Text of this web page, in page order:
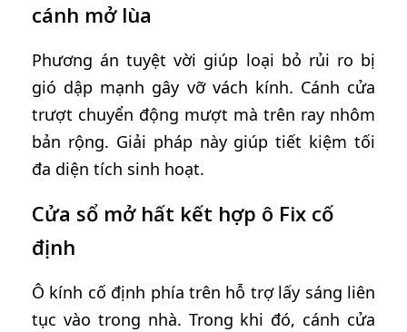
cánh mở lùa
Phương án tuyệt vời giúp loại bỏ rủi ro bị
gió dập mạnh gây vỡ vách kính. Cánh cửa
trượt chuyển động mượt mà trên ray nhôm
bản rộng. Giải pháp này giúp tiết kiệm tối
đa diện tích sinh hoạt.
Cửa sổ mở hất kết hợp ô Fix cố
định
Ô kính cố định phía trên hỗ trợ lấy sáng liên
tục vào trong nhà. Trong khi đó, cánh cửa